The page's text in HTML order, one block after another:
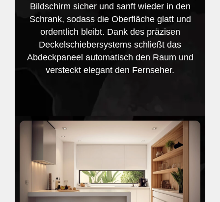
Bildschirm sicher und sanft wieder in den
Schrank, sodass die Oberfläche glatt und
ordentlich bleibt. Dank des präzisen
Deckelschiebersystems schließt das
Abdeckpaneel automatisch den Raum und
versteckt elegant den Fernseher.